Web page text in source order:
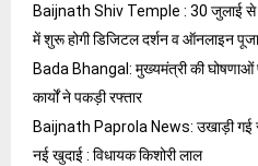
Baijnath Shiv Temple : 30 जुलाई से
में शुरू होगी डिजिटल दर्शन व ऑनलाइन
Bada Bhangal: मुख्यमंत्री की
कार्यों ने पकड़ी रफ्तार
Baijnath Paprola News: उखाड़ी गई
नई खुदाई : विधायक किशोरी लाल